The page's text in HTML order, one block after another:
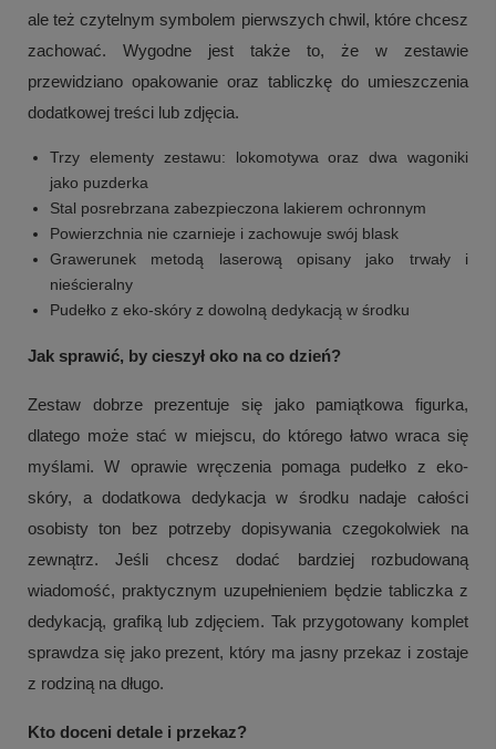
ale też czytelnym symbolem pierwszych chwil, które chcesz
zachować. Wygodne jest także to, że w zestawie
przewidziano opakowanie oraz tabliczkę do umieszczenia
dodatkowej treści lub zdjęcia.
Trzy elementy zestawu: lokomotywa oraz dwa wagoniki
jako puzderka
Stal posrebrzana zabezpieczona lakierem ochronnym
Powierzchnia nie czarnieje i zachowuje swój blask
Grawerunek metodą laserową opisany jako trwały i
nieścieralny
Pudełko z eko-skóry z dowolną dedykacją w środku
Jak sprawić, by cieszył oko na co dzień?
Zestaw dobrze prezentuje się jako pamiątkowa figurka,
dlatego może stać w miejscu, do którego łatwo wraca się
myślami. W oprawie wręczenia pomaga pudełko z eko-
skóry, a dodatkowa dedykacja w środku nadaje całości
osobisty ton bez potrzeby dopisywania czegokolwiek na
zewnątrz. Jeśli chcesz dodać bardziej rozbudowaną
wiadomość, praktycznym uzupełnieniem będzie tabliczka z
dedykacją, grafiką lub zdjęciem. Tak przygotowany komplet
sprawdza się jako prezent, który ma jasny przekaz i zostaje
z rodziną na długo.
Kto doceni detale i przekaz?